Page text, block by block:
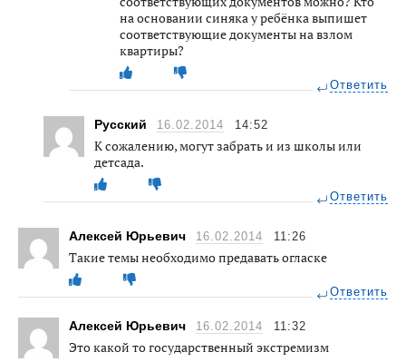
на основании синяка у ребёнка выпишет
соответствующие документы на взлом
квартиры?
Ответить
Русский 16.02.2014 14:52
К сожалению, могут забрать и из школы или
детсада.
Ответить
Алексей Юрьевич 16.02.2014 11:26
Такие темы необходимо предавать огласке
Ответить
Алексей Юрьевич 16.02.2014 11:32
Это какой то государственный экстремизм